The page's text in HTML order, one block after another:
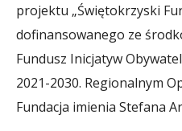
projektu „Świętokrzyski
dofinansowanego ze
Fundusz Inicjatyw
2021-2030. Regionalnym
Fundacja imienia Stefana